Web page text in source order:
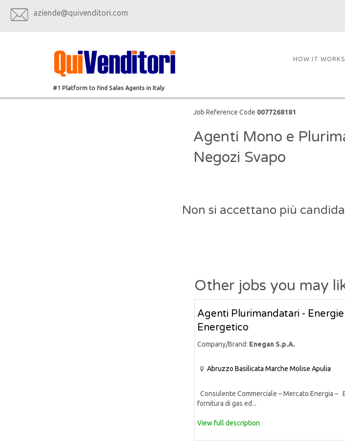
aziende@quivenditori.com
#1 Platform to find Sales Agents in Italy
HOW IT WORKS
Job Reference Code 0077268181
Agenti Mono e
Negozi Svapo
Non si accettano più
Other jobs you may
Agenti Plurimandatari -
Energetico
Company/Brand: Enegan S.p.A.
Abruzzo Basilicata Marche Molise Apulia
Consulente Commerciale – Mercato Energia –
fornitura di gas ed...
View full description